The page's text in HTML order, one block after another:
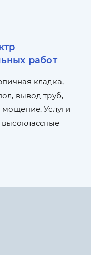
работ
кладка,
вывод труб,
мощение. Услуги